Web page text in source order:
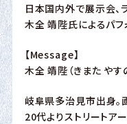
日本国内外で展示会、
木全 靖陛氏によるパフ
【Message】
木全 靖陛（きまた やす
岐阜県多治見市出身。
20代よりストリートア